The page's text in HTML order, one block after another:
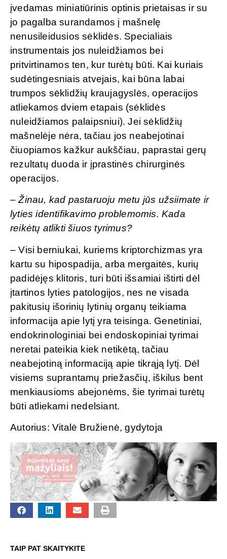
įvedamas miniatiūrinis optinis prietaisas ir su
jo pagalba surandamos į mašnelę
nenusileidusios sėklidės. Specialiais
instrumentais jos nuleidžiamos bei
pritvirtinamos ten, kur turėtų būti. Kai kuriais
sudėtingesniais atvejais, kai būna labai
trumpos sėklidžių kraujagyslės, operacijos
atliekamos dviem etapais (sėklidės
nuleidžiamos palaipsniui). Jei sėklidžių
mašnelėje nėra, tačiau jos neabejotinai
čiuopiamos kažkur aukščiau, paprastai gerų
rezultatų duoda ir įprastinės chirurginės
operacijos.
– Žinau, kad pastaruoju metu jūs užsiimate ir
lyties identifikavimo problemomis. Kada
reikėtų atlikti šiuos tyrimus?
– Visi berniukai, kuriems kriptorchizmas yra
kartu su hipospadija, arba mergaitės, kurių
padidėjęs klitoris, turi būti išsamiai ištirti dėl
įtartinos lyties patologijos, nes ne visada
pakitusių išorinių lytinių organų teikiama
informacija apie lytį yra teisinga. Genetiniai,
endokrinologiniai bei endoskopiniai tyrimai
neretai pateikia kiek netikėtą, tačiau
neabejotiną informaciją apie tikrąją lytį. Dėl
visiems suprantamų priežasčių, iškilus bent
menkiausioms abejonėms, šie tyrimai turėtų
būti atliekami nedelsiant.
Autorius: Vitalė Bružienė, gydytoja
TAIP PAT SKAITYKITE